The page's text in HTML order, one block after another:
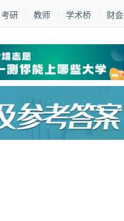
考研 教师 学术桥 财会